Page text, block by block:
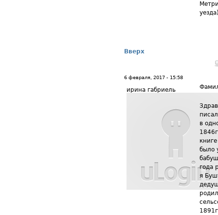
Вверх
6 февраля, 2017 - 15:58
ирина габриель
в
было
года
я